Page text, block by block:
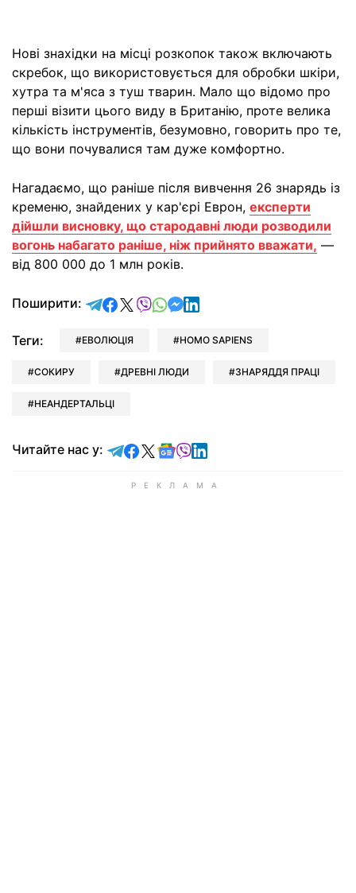
Нові знахідки на місці розкопок також включають
скребок, що використовується для обробки шкіри,
хутра та м'яса з туш тварин. Мало що відомо про
перші візити цього виду в Британію, проте велика
кількість інструментів, безумовно, говорить про те,
що вони почувалися там дуже комфортно.
Нагадаємо, що раніше після вивчення 26 знарядь із
кременю, знайдених у кар'єрі Еврон, експерти
дійшли висновку, що стародавні люди розводили
вогонь набагато раніше, ніж прийнято вважати, —
від 800 000 до 1 млн років.
Поширити: відправити у Telegram
поділитись у Facebook
поділитись у X
відправити у Viber
відправити у Whatsapp
відправити у Messenger
відправити у LinkedIn
Теги: ЕВОЛЮЦІЯ HOMO SAPIENS
СОКИРУ ДРЕВНІ ЛЮДИ ЗНАРЯДДЯ ПРАЦІ
НЕАНДЕРТАЛЬЦІ
Читайте нас у: Читайте у Telegram
Читайте у Facebook
Читайте у X
Читайте у Google news
Читайте у Viber
Читайте у LinkedIn